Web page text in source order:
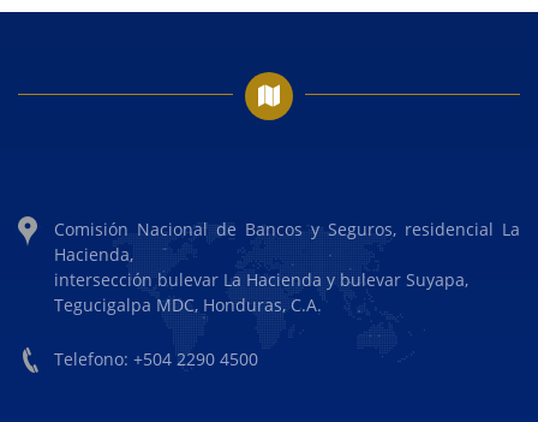
Comisión Nacional de Bancos y Seguros, residencial La
Hacienda,
intersección bulevar La Hacienda y bulevar Suyapa,
Tegucigalpa MDC, Honduras, C.A.
Telefono: +504 2290 4500